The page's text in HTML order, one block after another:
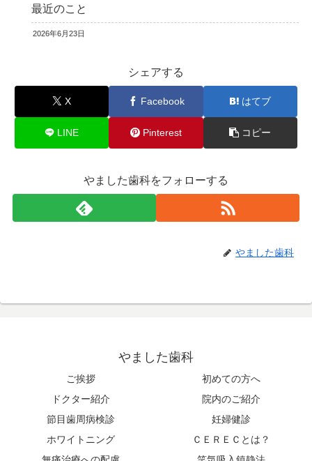
最近のこと
2026年6月23日
シェアする
X Facebook はてブ
LINE Pinterest コピー
やました歯科をフォローする
やました歯科
やました歯科
ご挨拶
初めての方へ
ドクター紹介
院内のご紹介
節目歯周病検診
妊婦健診
ホワイトニング
ＣＥＲＥＣとは？